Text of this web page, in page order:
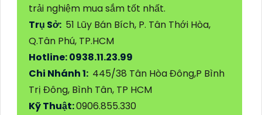
trải nghiệm mua sắm tốt nhất.
Trụ Sở: 51 Lũy Bán Bích, P. Tân Thới Hòa,
Q.Tân Phú, TP.HCM
Hotline: 0938.11.23.99
Chi Nhánh 1: 445/38 Tân Hòa Đông,P Bình
Trị Đông, Bình Tân, TP HCM
Kỹ Thuật:0906.855.330